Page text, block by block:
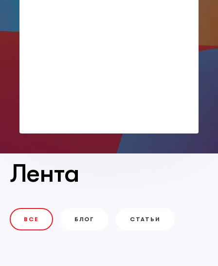
Лента
ВСЕ БЛОГ СТАТЬИ